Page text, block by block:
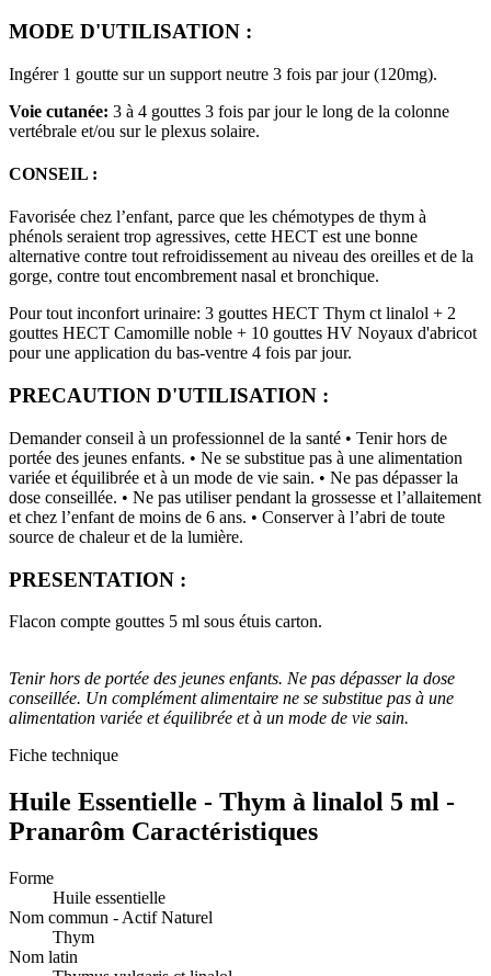
MODE D'UTILISATION :
Ingérer 1 goutte sur un support neutre 3 fois par jour (120mg).
Voie cutanée: 3 à 4 gouttes 3 fois par jour le long de la colonne
vertébrale et/ou sur le plexus solaire.
CONSEIL :
Favorisée chez l’enfant, parce que les chémotypes de thym à
phénols seraient trop agressives, cette HECT est une bonne
alternative contre tout refroidissement au niveau des oreilles et de la
gorge, contre tout encombrement nasal et bronchique.
Pour tout inconfort urinaire: 3 gouttes HECT Thym ct linalol + 2
gouttes HECT Camomille noble + 10 gouttes HV Noyaux d'abricot
pour une application du bas-ventre 4 fois par jour.
PRECAUTION D'UTILISATION :
Demander conseil à un professionnel de la santé • Tenir hors de
portée des jeunes enfants. • Ne se substitue pas à une alimentation
variée et équilibrée et à un mode de vie sain. • Ne pas dépasser la
dose conseillée. • Ne pas utiliser pendant la grossesse et l’allaitement
et chez l’enfant de moins de 6 ans. • Conserver à l’abri de toute
source de chaleur et de la lumière.
PRESENTATION :
Flacon compte gouttes 5 ml sous étuis carton.
Tenir hors de portée des jeunes enfants. Ne pas dépasser la dose
conseillée. Un complément alimentaire ne se substitue pas à une
alimentation variée et équilibrée et à un mode de vie sain.
Fiche technique
Huile Essentielle - Thym à linalol 5 ml -
Pranarôm Caractéristiques
Forme
Huile essentielle
Nom commun - Actif Naturel
Thym
Nom latin